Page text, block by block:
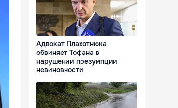
Адвокат Плахотнюка
обвиняет Тофана в
нарушении презумпции
невиновности